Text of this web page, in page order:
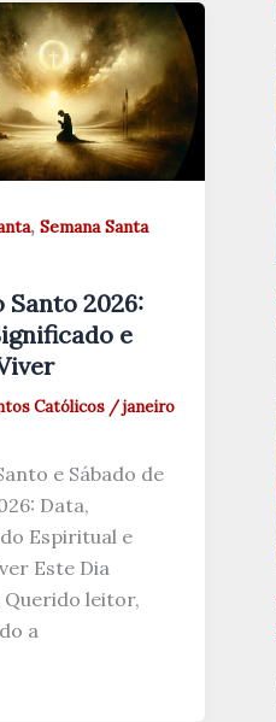
,Semana Santa
Santo 2026:
e
Católicos /janeiro
e Sábado de
Data,
Espiritual e
Este Dia
Querido leitor,
a